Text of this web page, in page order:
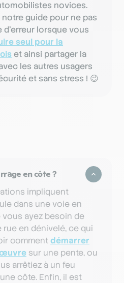
novices.
guide pour ne pas
lorsque vous
seul pour la
et ainsi partager la
les autres usagers
et sans stress ! 😉
en côte ?
impliquent
dans une voie en
vous ayez besoin de
rue en dénivelé, ce qui
commentdémarrer
sur une pente, ou
arrêtiez à un feu
côte. Enfin, il est